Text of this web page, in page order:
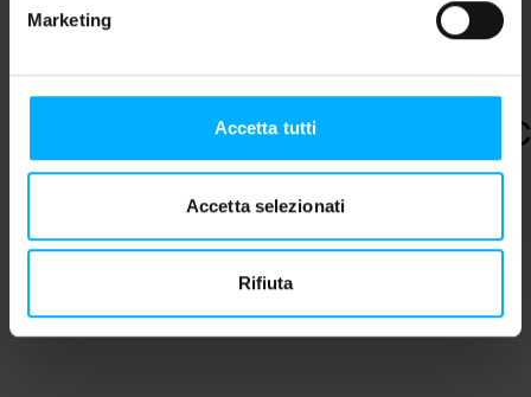
Marketing
Accetta tutti
Accetta selezionati
Rifiuta
Website Development